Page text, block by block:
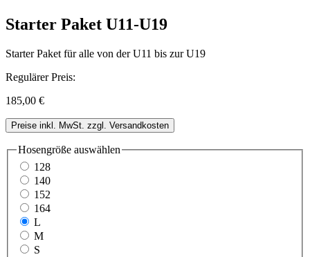
Starter Paket U11-U19
Starter Paket für alle von der U11 bis zur U19
Regulärer Preis:
185,00 €
Preise inkl. MwSt. zzgl. Versandkosten
Hosengröße auswählen
128
140
152
164
L
M
S